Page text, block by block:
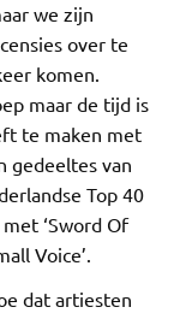
we zijn
over te
komen.
maar de tijd is
te maken met
gedeeltes van
Top 40
‘Sword Of
Voice’.
dat artiesten